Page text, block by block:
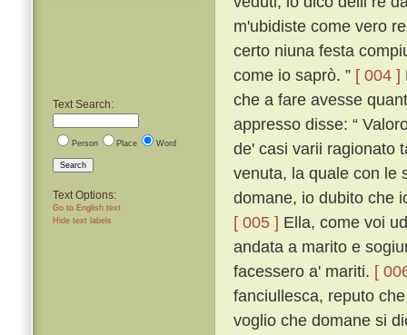
Text Search:
Person Place Word
Search
Text Options:
Go to English text
Hide text labels
m'ubidiste come vero
certo niuna festa
come io saprò. ” [ 004 ]
che a fare avesse
appresso disse: “
de' casi varii ragionato
venuta, la quale con le
domane, io dubito che
[ 005 ] Ella, come voi
andata a marito e
facessero a' mariti. [
fanciullesca, reputo
voglio che domane si